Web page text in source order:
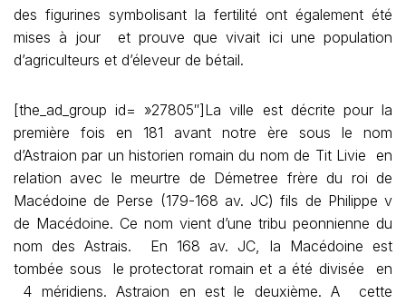
des figurines symbolisant la fertilité ont également été
mises à jour et prouve que vivait ici une population
d’agriculteurs et d’éleveur de bétail.
[the_ad_group id= »27805″]La ville est décrite pour la
première fois en 181 avant notre ère sous le nom
d’Astraion par un historien romain du nom de Tit Livie en
relation avec le meurtre de Démetree frère du roi de
Macédoine de Perse (179-168 av. JC) fils de Philippe v
de Macédoine. Ce nom vient d’une tribu peonnienne du
nom des Astrais. En 168 av. JC, la Macédoine est
tombée sous le protectorat romain et a été divisée en
4 méridiens. Astraion en est le deuxième. A cette